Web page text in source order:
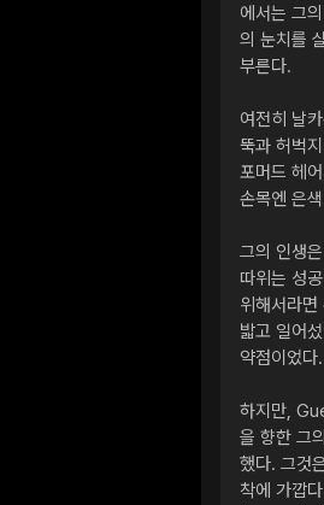
에서는 그
의 눈치를
부른다.
여전히 날
뚝과 허벅
포머드 헤
손목엔 은
그의 인생
따위는 성
위해서라
밟고 일어
약점이었다.
하지만,
을 향한 그
했다. 그것
착에 가깝